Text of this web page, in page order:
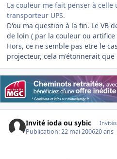
La couleur me fait penser à
transporteur UPS.
D'ou ma question à la fin. Le VB
de loin ( par la couleur ou artifice
Hors, ce ne semble pas etre le
projecteur, cela m'étonnerait
Invité ioda ou sybic Invités
Publication:22 mai 200620 ans